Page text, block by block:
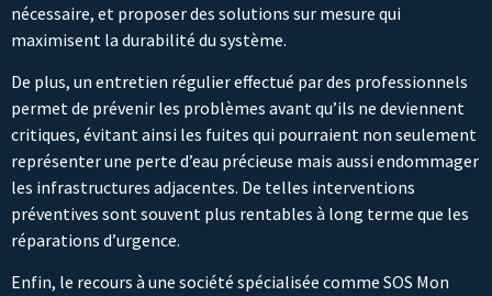
nécessaire, et proposer des solutions sur mesure qui
maximisent la durabilité du système.
De plus, un entretien régulier effectué par des professionnels
permet de prévenir les problèmes avant qu’ils ne deviennent
critiques, évitant ainsi les fuites qui pourraient non seulement
représenter une perte d’eau précieuse mais aussi endommager
les infrastructures adjacentes. De telles interventions
préventives sont souvent plus rentables à long terme que les
réparations d’urgence.
Enfin, le recours à une société spécialisée comme SOS Mon